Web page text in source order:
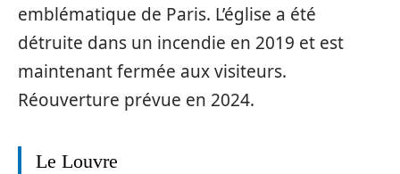
emblématique de Paris. L’église a été
détruite dans un incendie en 2019 et est
maintenant fermée aux visiteurs.
Réouverture prévue en 2024.
Le Louvre